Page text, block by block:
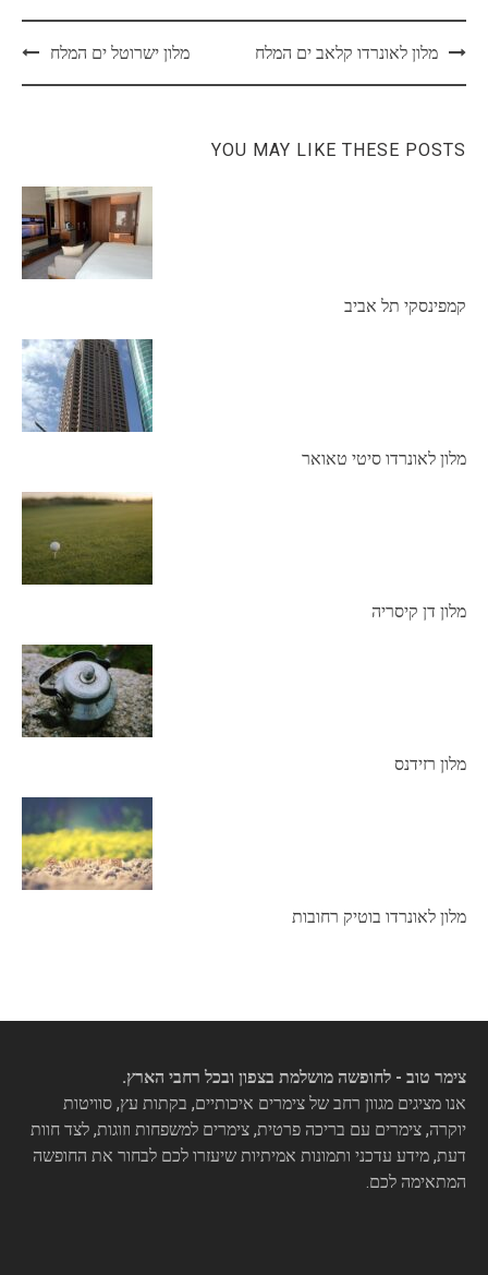
Postמלון לאונרדו קלאב ים המלח מלון ישרוטל ים המלח
YOU MAY LIKE THESE POSTS
קמפינסקי תל אביב
מלון לאונרדו סיטי טאואר
מלון דן קיסריה
מלון רזידנס
מלון לאונרדו בוטיק רחובות
צימר טוב - לחופשה מושלמת בצפון ובכל רחבי הארץ.
אנו מציגים מגוון רחב של צימרים איכותיים, בקתות עץ, סוויטות
יוקרה, צימרים עם בריכה פרטית, צימרים למשפחות וזוגות, לצד חוות
דעת, מידע עדכני ותמונות אמיתיות שיעזרו לכם לבחור את החופשה
המתאימה לכם.